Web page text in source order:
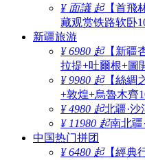
¥ 面議 起【首飛
藏观赏铁路软卧
新疆旅游
¥ 6980 起【新疆
拉提+吐爾根+圖
¥ 9980 起【絲綢
+敦煌+烏魯木齊
¥ 4980 起北疆·沙
¥ 11980 起南北疆
中国热门拼团
¥ 6480 起【經典